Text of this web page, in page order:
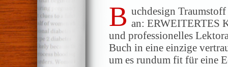
B uchdesign
an: ERWEITERTES
und professionelles
Buch in eine einzige
um es rundum fit für eine